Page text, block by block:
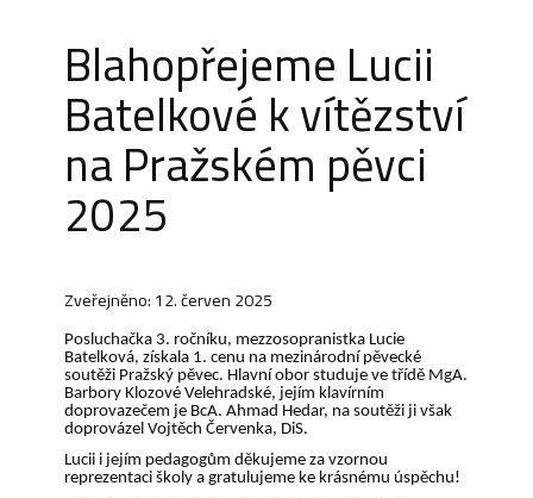
Blahopřejeme Lucii
Batelkové k vítězství
na Pražském pěvci
2025
Zveřejněno: 12. červen 2025
Posluchačka 3. ročníku, mezzosopranistka Lucie
Batelková, získala 1. cenu na mezinárodní pěvecké
soutěži Pražský pěvec. Hlavní obor studuje ve třídě MgA.
Barbory Klozové Velehradské, jejím klavírním
doprovazečem je BcA. Ahmad Hedar, na soutěži ji však
doprovázel Vojtěch Červenka, DiS.
Lucii i jejím pedagogům děkujeme za vzornou
reprezentaci školy a gratulujeme ke krásnému úspěchu!